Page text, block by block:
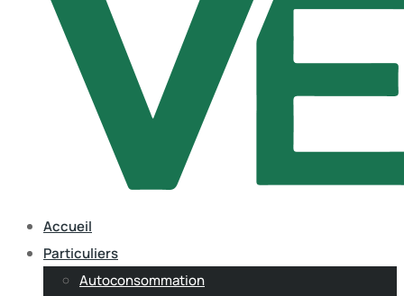
Accueil
Particuliers
Autoconsommation